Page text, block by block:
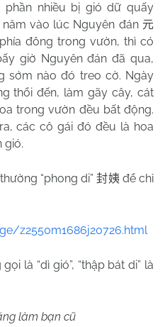
nhiều bị gió dữ quấy
vào lúc Nguyên đán 元
đông trong vườn, thì có
giờ Nguyên đán đã qua,
sớm nào đó treo cờ. Ngày
thổi đến, làm gãy cây, cát
trong vườn đều bất động.
các cô gái đó đều là hoa
gió.
“phong di”封姨 để chỉ
z2550m1686j20726.html
là “dì gió”, “thập bát di” là
làm bạn cũ